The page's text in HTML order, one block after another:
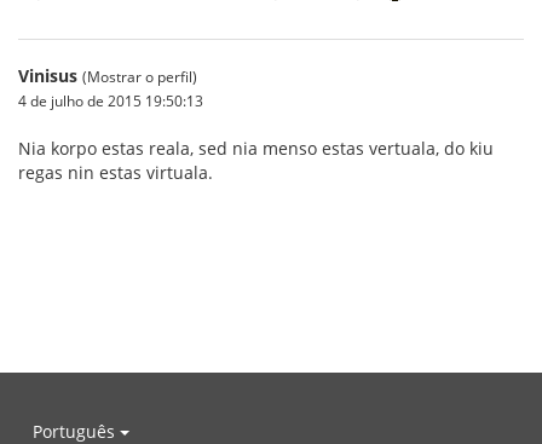
Vinisus (Mostrar o perfil)
4 de julho de 2015 19:50:13
Nia korpo estas reala, sed nia menso estas vertuala, do kiu
regas nin estas virtuala.
Português